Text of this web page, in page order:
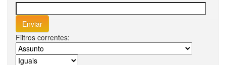
Filtros correntes: